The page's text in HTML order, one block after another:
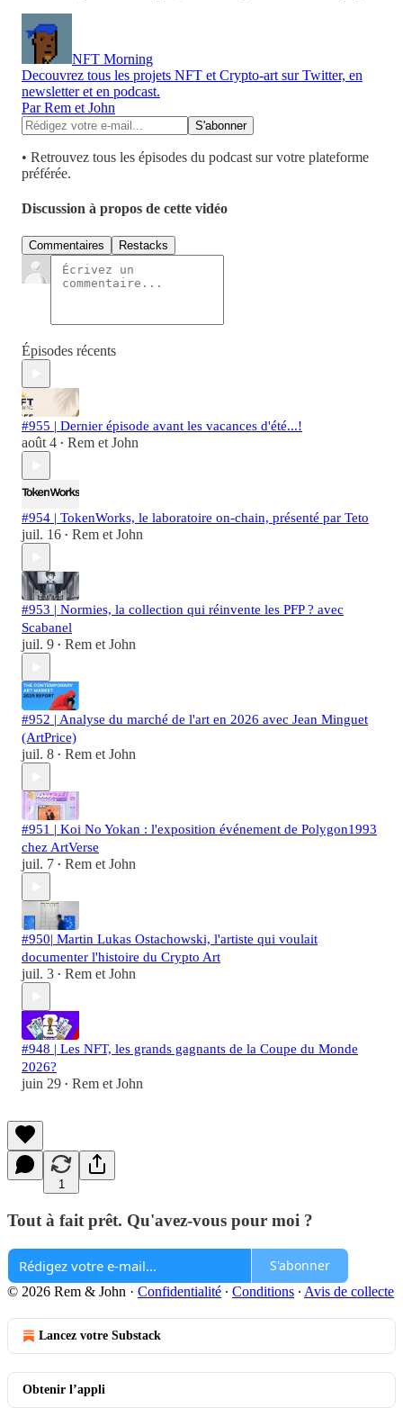
NFT Morning
Decouvrez tous les projets NFT et Crypto-art sur Twitter, en
newsletter et en podcast.
Par Rem et John
• Retrouvez tous les épisodes du podcast sur votre plateforme
préférée.
Discussion à propos de cette vidéo
Commentaires Restacks
Épisodes récents
#955 | Dernier épisode avant les vacances d'été...!
août 4 • Rem et John
#954 | TokenWorks, le laboratoire on-chain, présenté par Teto
juil. 16 • Rem et John
#953 | Normies, la collection qui réinvente les PFP ? avec
Scabanel
juil. 9 • Rem et John
#952 | Analyse du marché de l'art en 2026 avec Jean Minguet
(ArtPrice)
juil. 8 • Rem et John
#951 | Koi No Yokan : l'exposition événement de Polygon1993
chez ArtVerse
juil. 7 • Rem et John
#950| Martin Lukas Ostachowski, l'artiste qui voulait
documenter l'histoire du Crypto Art
juil. 3 • Rem et John
#948 | Les NFT, les grands gagnants de la Coupe du Monde
2026?
juin 29 • Rem et John
1
Tout à fait prêt. Qu'avez-vous pour moi ?
S'abonner
© 2026 Rem & John · Confidentialité ∙ Conditions ∙ Avis de collecte
Lancez votre Substack
Obtenir l’appli